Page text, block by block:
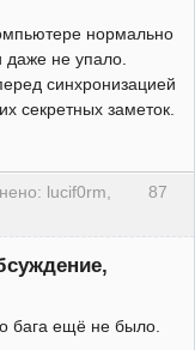
нормально
даже не упало.
синхронизацией
секретных заметок.
87
lucif0rm,
бага ещё не было.